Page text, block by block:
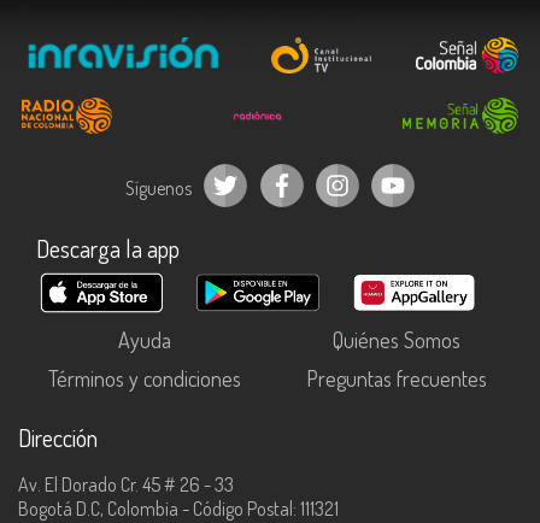
Síguenos
Descarga la app
Ayuda
Quiénes Somos
Términos y condiciones
Preguntas frecuentes
Dirección
Av. El Dorado Cr. 45 # 26 - 33
Bogotá D.C, Colombia - Código Postal: 111321